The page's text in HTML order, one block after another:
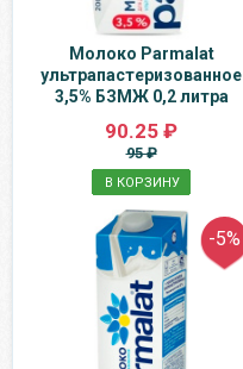
Молоко Parmalat
ультрапастеризованное
3,5% БЗМЖ 0,2 литра
90.25 ₽
95 ₽
В КОРЗИНУ
-5%